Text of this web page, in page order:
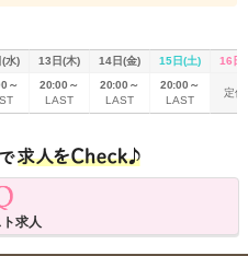
負したり、トランプやジェンガ、ワ
ティーグッズで遊ぶのも楽しいです
円台の飲み放題でビール・ワイ
イスキー・日本酒・ソフトドリンクと
Beeの特徴です。
水) 13日(木) 14日(金) 15日(土) 16日
～
20:00～
LAST
20:00～
LAST
20:00～
LAST
定休
求人